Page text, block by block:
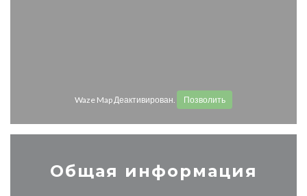
Waze Map Деактивирован. Позволить
Общая информация